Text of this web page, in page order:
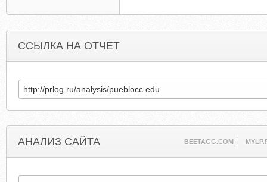
ССЫЛКА НА ОТЧЕТ
АНАЛИЗ САЙТА BEETAGG.COM